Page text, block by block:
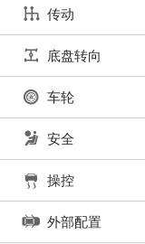
传动
底盘转向
车轮
安全
操控
外部配置